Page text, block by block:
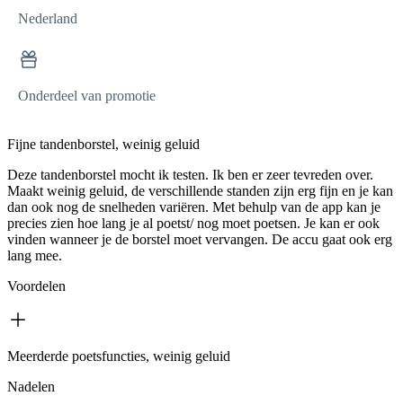
Nederland
Onderdeel van promotie
Fijne tandenborstel, weinig geluid
Deze tandenborstel mocht ik testen. Ik ben er zeer tevreden over.
Maakt weinig geluid, de verschillende standen zijn erg fijn en je kan
dan ook nog de snelheden variëren. Met behulp van de app kan je
precies zien hoe lang je al poetst/ nog moet poetsen. Je kan er ook
vinden wanneer je de borstel moet vervangen. De accu gaat ook erg
lang mee.
Voordelen
Meerderde poetsfuncties, weinig geluid
Nadelen